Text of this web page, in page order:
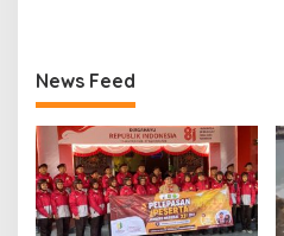
News Feed